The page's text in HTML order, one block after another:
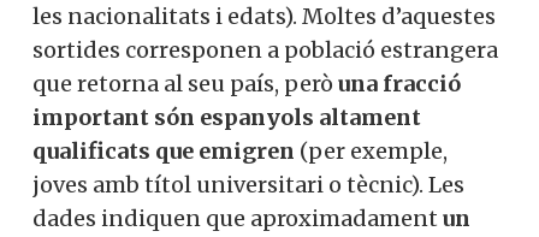
les nacionalitats i edats). Moltes d’aquestes
sortides corresponen a població estrangera
que retorna al seu país, però una fracció
important són espanyols altament
qualificats que emigren (per exemple,
joves amb títol universitari o tècnic). Les
dades indiquen que aproximadament un